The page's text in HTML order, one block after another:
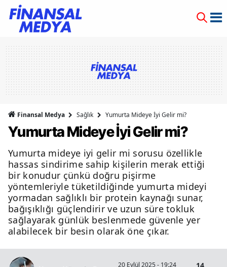
Finansal Medya Sağlık Yumurta Mideye İyi Gelir mi?
Yumurta Mideye İyi Gelir mi?
Yumurta mideye iyi gelir mi sorusu özellikle
hassas sindirime sahip kişilerin merak ettiği
bir konudur çünkü doğru pişirme
yöntemleriyle tüketildiğinde yumurta mideyi
yormadan sağlıklı bir protein kaynağı sunar,
bağışıklığı güçlendirir ve uzun süre tokluk
sağlayarak günlük beslenmede güvenle yer
alabilecek bir besin olarak öne çıkar.
20 Eylül 2025 - 19:24
14